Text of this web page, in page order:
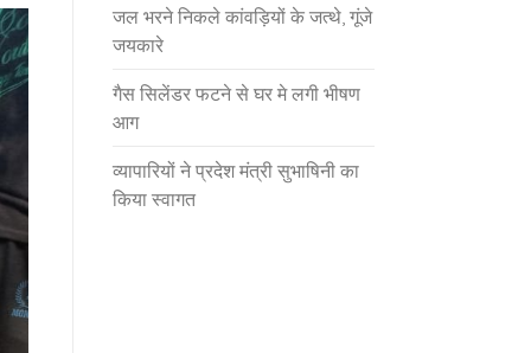
जल भरने निकले कांवड़ियों के जत्थे, गूंजे
जयकारे
गैस सिलेंडर फटने से घर मे लगी भीषण
आग
व्यापारियों ने प्रदेश मंत्री सुभाषिनी का
किया स्वागत